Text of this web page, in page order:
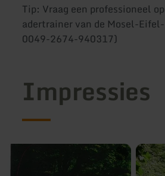
Tip: Vraag een professioneel
adertrainer van de Mosel-
0049-2674-940317)
Impressies